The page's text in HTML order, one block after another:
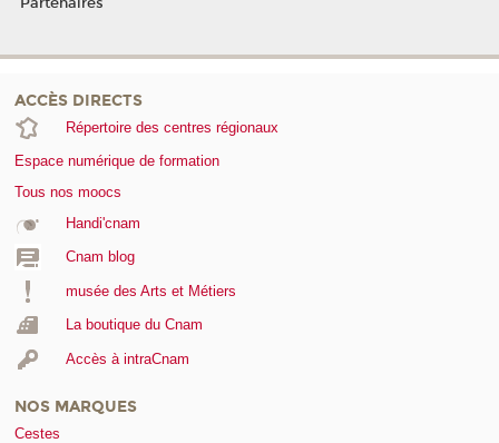
ACCÈS DIRECTS
Répertoire des centres régionaux
Espace numérique de formation
Tous nos moocs
Handi'cnam
Cnam blog
musée des Arts et Métiers
La boutique du Cnam
Accès à intraCnam
NOS MARQUES
Cestes